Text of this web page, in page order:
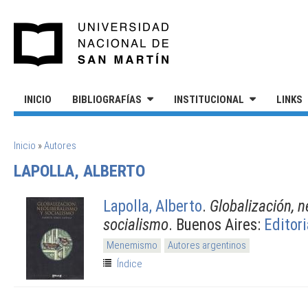
INICIO BIBLIOGRAFÍAS INSTITUCIONAL LINKS
SE ENCUENTRA USTED AQUÍ
Inicio »Autores
LAPOLLA, ALBERTO
Lapolla, Alberto. Globalización,
socialismo. Buenos Aires:
Menemismo
Autores argentinos
Índice